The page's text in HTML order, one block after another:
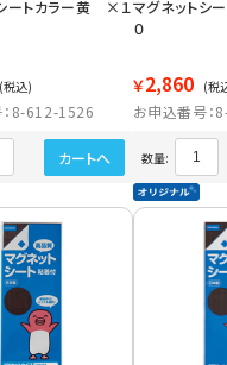
ートカラー黄 ×１
(税込)
8-612-1526
カートへ
マグネットシ
０
￥2,860 (税
お申込番号
数量: